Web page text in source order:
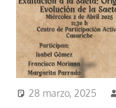
28 marzo, 2025